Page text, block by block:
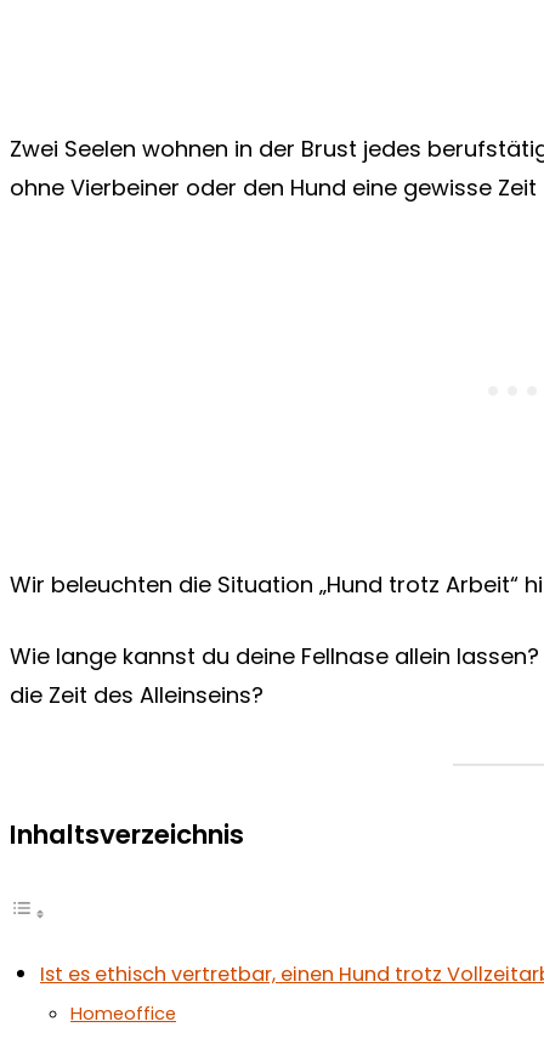
Zwei Seelen wohnen in der Brust jedes
ohne Vierbeiner oder den Hund eine gewisse
Wir beleuchten die Situation „Hund trotz Arbeit“
Wie lange kannst du deine Fellnase allein
die Zeit des Alleinseins?
Inhaltsverzeichnis
Ist es ethisch vertretbar, einen Hund trotz
Homeoffice